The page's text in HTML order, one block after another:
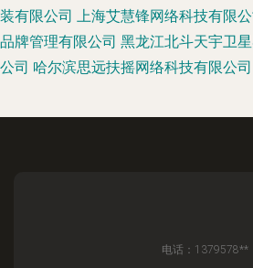
装有限公司 上海艾慧锋网络科技有限
品牌管理有限公司 黑龙江北斗天宇卫
公司 哈尔滨思远扶摇网络科技有限公司
电话：1379578**